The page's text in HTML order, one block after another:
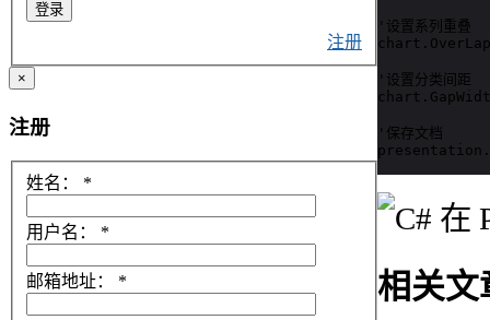
'设置系列重叠
'设置分类间距
'保存文档
相关文
登录
注册
×
注册
姓名： *
用户名： *
邮箱地址： *